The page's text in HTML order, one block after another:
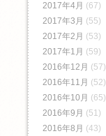
2017年4月 (67)
2017年3月 (55)
2017年2月 (53)
2017年1月 (59)
2016年12月 (57)
2016年11月 (52)
2016年10月 (65)
2016年9月 (51)
2016年8月 (43)